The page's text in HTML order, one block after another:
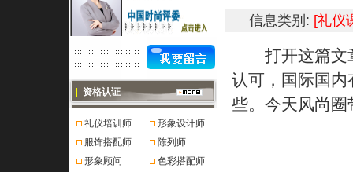
资格认证
礼仪培训师
形象设计师
服饰搭配师
陈列师
形象顾问
色彩搭配师
信息类别: [礼仪
打开这篇文章
认可，国际国
些。今天风尚